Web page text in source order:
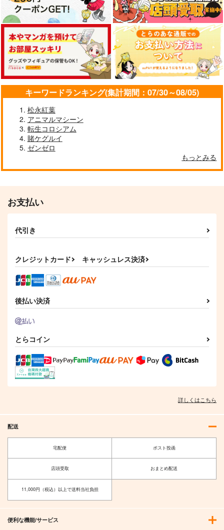
キーワードランキング(集計期間：07/30～08/05)
松永紅葉
アニマルマシーン
転生コロシアム
賭ケグルイ
ゼンゼロ
もっとみる
お支払い
代引き
クレジットカード キャッシュレス決済
後払い決済
とらコイン
詳しくはこちら
配送
宅配便 ポスト投函
店頭受取 おまとめ配送
11,000円（税込）以上で送料当社負担
便利な機能/サービス